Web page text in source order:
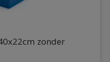
zonder